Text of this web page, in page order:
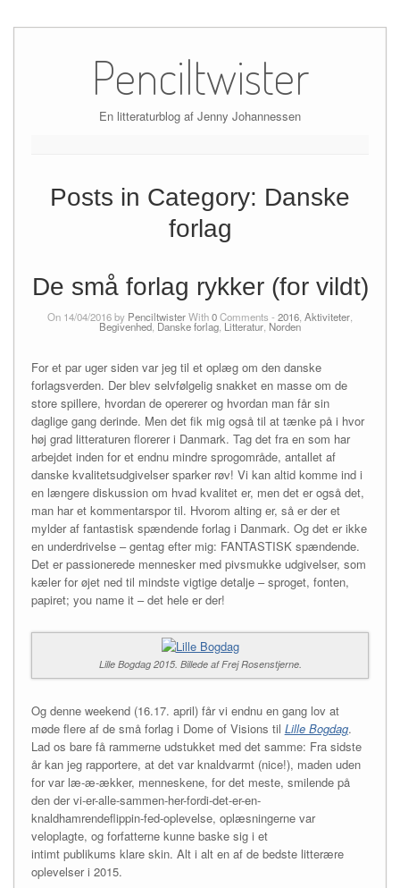
Penciltwister
En litteraturblog af Jenny Johannessen
Posts in Category: Danske
forlag
De små forlag rykker (for vildt)
On 14/04/2016 by PenciltwisterWith0Comments - 2016 Aktiviteter
Begivenhed Danske forlag Litteratur Norden
For et par uger siden var jeg til et oplæg om den danske
forlagsverden. Der blev selvfølgelig snakket en masse om de
store spillere, hvordan de opererer og hvordan man får sin
daglige gang derinde. Men det fik mig også til at tænke på i hvor
høj grad litteraturen florerer i Danmark. Tag det fra en som har
arbejdet inden for et endnu mindre sprogområde, antallet af
danske kvalitetsudgivelser sparker røv! Vi kan altid komme ind i
en længere diskussion om hvad kvalitet er, men det er også det,
man har et kommentarspor til. Hvorom alting er, så er der et
mylder af fantastisk spændende forlag i Danmark. Og det er ikke
en underdrivelse – gentag efter mig: FANTASTISK spændende.
Det er passionerede mennesker med pivsmukke udgivelser, som
kæler for øjet ned til mindste vigtige detalje – sproget, fonten,
papiret; you name it – det hele er der!
Lille Bogdag 2015. Billede af Frej Rosenstjerne.
Og denne weekend (16.17. april) får vi endnu en gang lov at
møde flere af de små forlag i Dome of Visions til Lille Bogdag.
Lad os bare få rammerne udstukket med det samme: Fra sidste
år kan jeg rapportere, at det var knaldvarmt (nice!), maden uden
for var læ-æ-ækker, menneskene, for det meste, smilende på
den der vi-er-alle-sammen-her-fordi-det-er-en-
knaldhamrendeflippin-fed-oplevelse, oplæsningerne var
veloplagte, og forfatterne kunne baske sig i et
intimt publikums klare skin. Alt i alt en af de bedste litterære
oplevelser i 2015.